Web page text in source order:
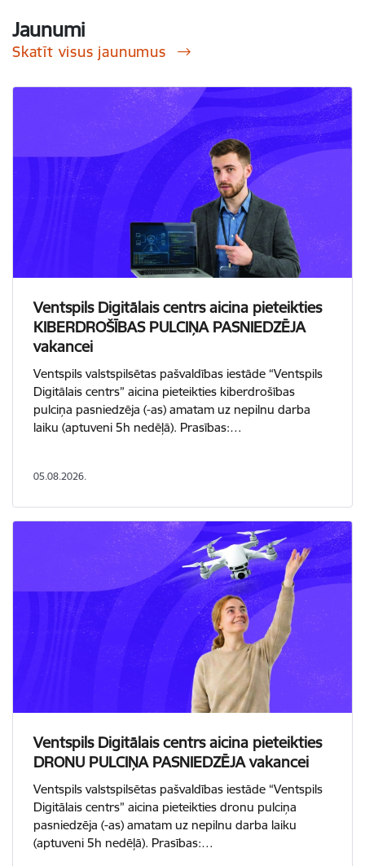
Jaunumi
Skatīt visus jaunumus
Ventspils Digitālais centrs aicina pieteikties
KIBERDROŠĪBAS PULCIŅA PASNIEDZĒJA
vakancei
Ventspils valstspilsētas pašvaldības iestāde “Ventspils
Digitālais centrs” aicina pieteikties kiberdrošības
pulciņa pasniedzēja (-as) amatam uz nepilnu darba
laiku (aptuveni 5h nedēļā). Prasības:…
05.08.2026.
Ventspils Digitālais centrs aicina pieteikties
DRONU PULCIŅA PASNIEDZĒJA vakancei
Ventspils valstspilsētas pašvaldības iestāde “Ventspils
Digitālais centrs” aicina pieteikties dronu pulciņa
pasniedzēja (-as) amatam uz nepilnu darba laiku
(aptuveni 5h nedēļā). Prasības:…